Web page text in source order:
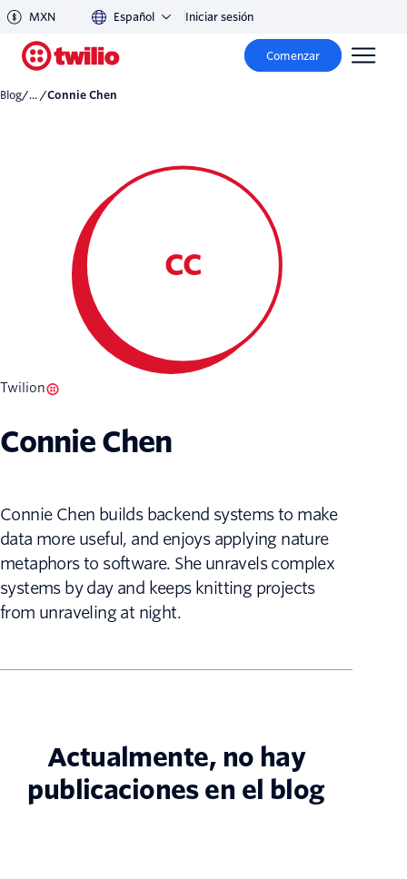
MXN Español Iniciar sesión
Comenzar
Blog/... / Connie Chen
CC
Twilion
Connie Chen
Connie Chen builds backend systems to make
data more useful, and enjoys applying nature
metaphors to software. She unravels complex
systems by day and keeps knitting projects
from unraveling at night.
Actualmente, no hay
publicaciones en el blog